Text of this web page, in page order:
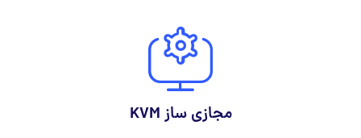
مجازی ساز KVM